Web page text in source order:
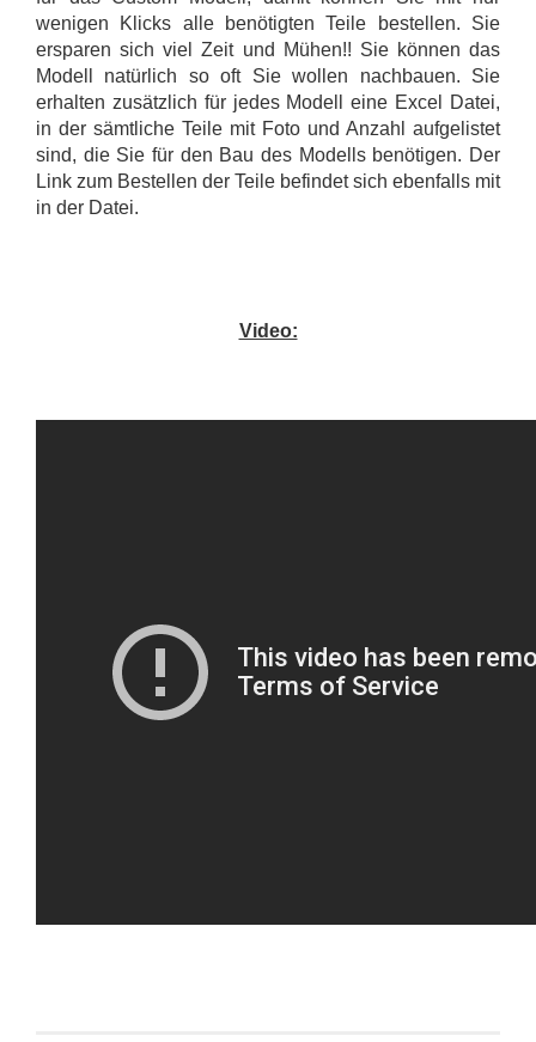
wenigen Klicks alle benötigten Teile bestellen. Sie
ersparen sich viel Zeit und Mühen!! Sie können das
Modell natürlich so oft Sie wollen nachbauen. Sie
erhalten zusätzlich für jedes Modell eine Excel Datei,
in der sämtliche Teile mit Foto und Anzahl aufgelistet
sind, die Sie für den Bau des Modells benötigen. Der
Link zum Bestellen der Teile befindet sich ebenfalls mit
in der Datei.
Video: